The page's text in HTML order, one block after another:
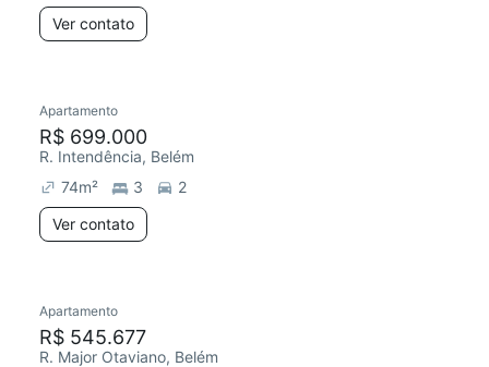
Ver contato
Apartamento
R$ 699.000
R. Intendência, Belém
74m² 3
2
Ver contato
Apartamento
R$ 545.677
R. Major Otaviano, Belém